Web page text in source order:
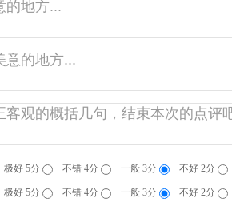
极好 5分 不错 4分 一般 3分 不好 2分
极好 5分 不错 4分 一般 3分 不好 2分